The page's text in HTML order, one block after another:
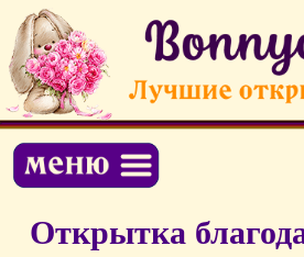
Открытка